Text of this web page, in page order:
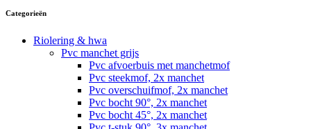
Categorieën
Riolering & hwa
Pvc manchet grijs
Pvc afvoerbuis met manchetmof
Pvc steekmof, 2x manchet
Pvc overschuifmof, 2x manchet
Pvc bocht 90°, 2x manchet
Pvc bocht 45°, 2x manchet